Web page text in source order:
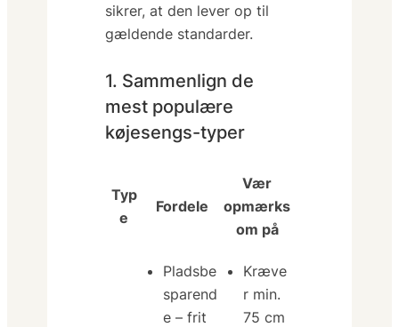
sikrer, at den lever op til
gældende standarder.
1. Sammenlign de
mest populære
køjesengs-typer
Typ
e
Fordele
Vær
opmærks
om på
Pladsbe
sparend
e – frit
Kræve
r min.
75 cm